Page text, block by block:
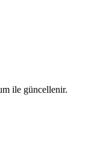
ile güncellenir.